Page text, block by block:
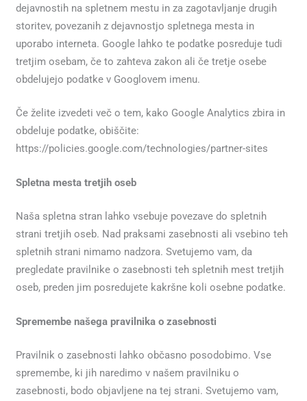
dejavnostih na spletnem mestu in za zagotavljanje drugih
storitev, povezanih z dejavnostjo spletnega mesta in
uporabo interneta. Google lahko te podatke posreduje tudi
tretjim osebam, če to zahteva zakon ali če tretje osebe
obdelujejo podatke v Googlovem imenu.
Če želite izvedeti več o tem, kako Google Analytics zbira in
obdeluje podatke, obiščite:
https://policies.google.com/technologies/partner-sites
Spletna mesta tretjih oseb
Naša spletna stran lahko vsebuje povezave do spletnih
strani tretjih oseb. Nad praksami zasebnosti ali vsebino teh
spletnih strani nimamo nadzora. Svetujemo vam, da
pregledate pravilnike o zasebnosti teh spletnih mest tretjih
oseb, preden jim posredujete kakršne koli osebne podatke.
Spremembe našega pravilnika o zasebnosti
Pravilnik o zasebnosti lahko občasno posodobimo. Vse
spremembe, ki jih naredimo v našem pravilniku o
zasebnosti, bodo objavljene na tej strani. Svetujemo vam,